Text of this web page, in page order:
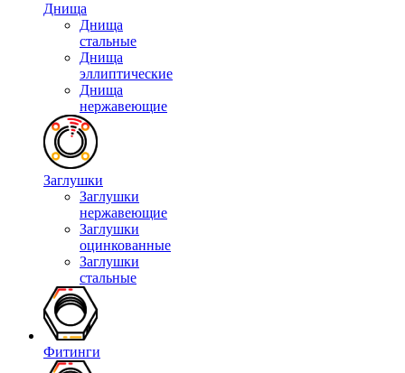
Днища
Днища
стальные
Днища
эллиптические
Днища
нержавеющие
Заглушки
Заглушки
нержавеющие
Заглушки
оцинкованные
Заглушки
стальные
Фитинги